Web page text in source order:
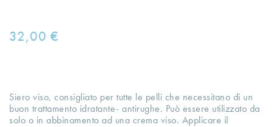
32,00 €
Siero viso, consigliato per tutte le pelli che necessitano di un
buon trattamento idratante- antirughe. Può essere utilizzato da
solo o in abbinamento ad una crema viso. Applicare il